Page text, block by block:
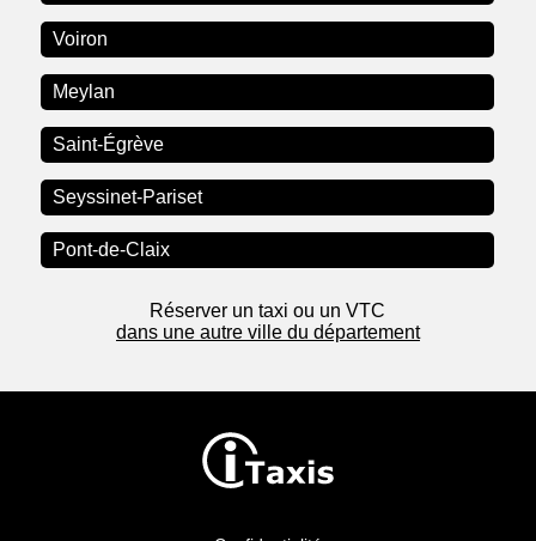
Voiron
Meylan
Saint-Égrève
Seyssinet-Pariset
Pont-de-Claix
Réserver un taxi ou un VTC
dans une autre ville du département